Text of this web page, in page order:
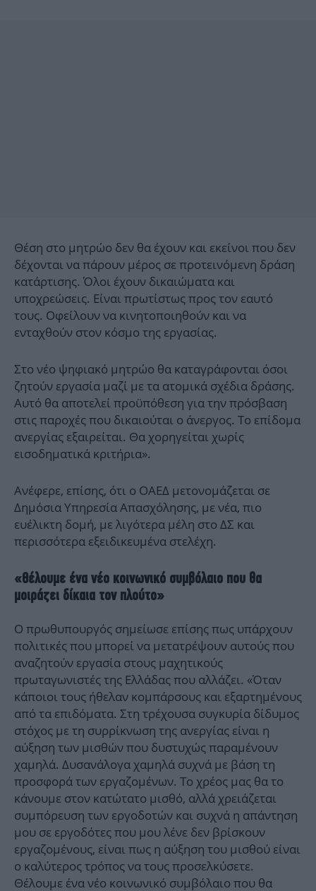
Θέση στο μητρώο δεν θα έχουν και εκείνοι που δεν
δέχονται να πάρουν μέρος σε προτεινόμενη δράση
κατάρτισης. Όλοι έχουν δικαιώματα και
υποχρεώσεις. Είναι πρωτίστως προς τον εαυτό
τους. Οφείλουν να κινητοποιηθούν και να
ενταχθούν στον κόσμο της εργασίας.
Στο νέο ψηφιακό μητρώο θα καταγράφονται όσοι
ζητούν εργασία μαζί με τα ατομικά σχέδια δράσης.
Αυτό θα αποτελεί προϋπόθεση για την πρόσβαση
στις παροχές που δικαιούται ο άνεργος. Το επίδομα
ανεργίας εξαιρείται. Θα χορηγείται χωρίς
εισοδηματικά κριτήρια».
Ανέφερε, επίσης, ότι ο ΟΑΕΔ μετονομάζεται σε
Δημόσια Υπηρεσία Απασχόλησης, με νέα, πιο
ευέλικτη δομή, με λιγότερα μέλη στο ΔΣ και
περισσότερα εξειδικευμένα στελέχη.
«Θέλουμε ένα νέο κοινωνικό συμβόλαιο που θα
μοιράζει δίκαια τον πλούτο»
Ο πρωθυπουργός σημείωσε επίσης πως υπάρχουν
πολιτικές που μπορεί να μετατρέψουν αυτούς που
αναζητούν εργασία στους μαχητικούς
πρωταγωνιστές της Ελλάδας που αλλάζει. «Όταν
κάποιοι τους ήθελαν κομπάρσους και εξαρτημένους
από τα επιδόματα. Στη τρέχουσα συγκυρία δίδυμος
στόχος με τη συρρίκνωση της ανεργίας είναι η
αύξηση των μισθών που δυστυχώς παραμένουν
χαμηλά. Δυσανάλογα χαμηλά συχνά με βάση τη
προσφορά των εργαζομένων. Το χρέος μας θα το
κάνουμε στον κατώτατο μισθό, αλλά χρειάζεται
συμπόρευση των εργοδοτών και συχνά η απάντηση
μου σε εργοδότες που μου λένε δεν βρίσκουν
εργαζομένους, είναι πως η αύξηση του μισθού είναι
ο καλύτερος τρόπος να τους προσελκύσετε.
Θέλουμε ένα νέο κοινωνικό συμβόλαιο που θα